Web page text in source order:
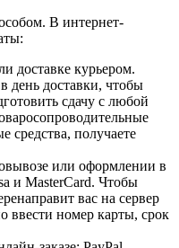
В интернет-
доставке курьером.
день доставки, чтобы
сдачу с любой
средства, получаете
или оформлении в
и MasterCard. Чтобы
вас на сервер
ввести номер карты, срок